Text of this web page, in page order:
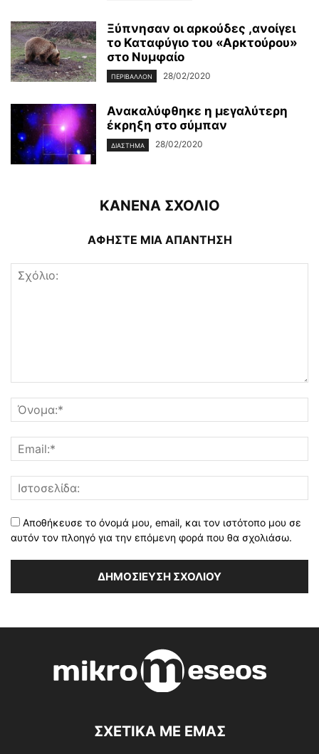
Ξύπνησαν οι αρκούδες ,ανοίγει
το Καταφύγιο του «Αρκτούρου»
στο Νυμφαίο
ΠΕΡΙΒΆΛΛΟΝ 28/02/2020
Ανακαλύφθηκε η μεγαλύτερη
έκρηξη στο σύμπαν
ΔΙΆΣΤΗΜΑ 28/02/2020
ΚΑΝΕΝΑ ΣΧΟΛΙΟ
ΑΦΗΣΤΕ ΜΙΑ ΑΠΑΝΤΗΣΗ
Αποθήκευσε το όνομά μου, email, και τον ιστότοπο μου σε
αυτόν τον πλοηγό για την επόμενη φορά που θα σχολιάσω.
ΣΧΕΤΙΚΑ ΜΕ ΕΜΑΣ